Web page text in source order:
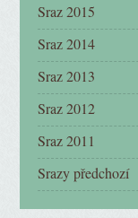
Sraz 2015
Sraz 2014
Sraz 2013
Sraz 2012
Sraz 2011
Srazy předchozí